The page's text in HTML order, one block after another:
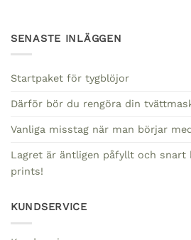
SENASTE INLÄGGEN
Startpaket för tygblöjor
Därför bör du rengöra din
Vanliga misstag när man börjar
Lagret är äntligen påfyllt och snart
prints!
KUNDSERVICE